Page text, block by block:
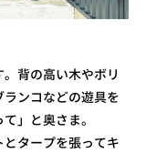
。背の高い木やボリ
ンコなどの遊具を
」と奥さま。
とタープを張ってキ